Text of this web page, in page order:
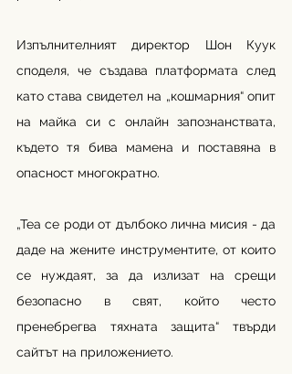
Изпълнителният директор Шон Куук
споделя, че създава платформата след
като става свидетел на „кошмарния“ опит
на майка си с онлайн запознанствата,
където тя бива мамена и поставяна в
опасност многократно.
„Tea се роди от дълбоко лична мисия - да
даде на жените инструментите, от които
се нуждаят, за да излизат на срещи
безопасно в свят, който често
пренебрегва тяхната защита“ твърди
сайтът на приложението.